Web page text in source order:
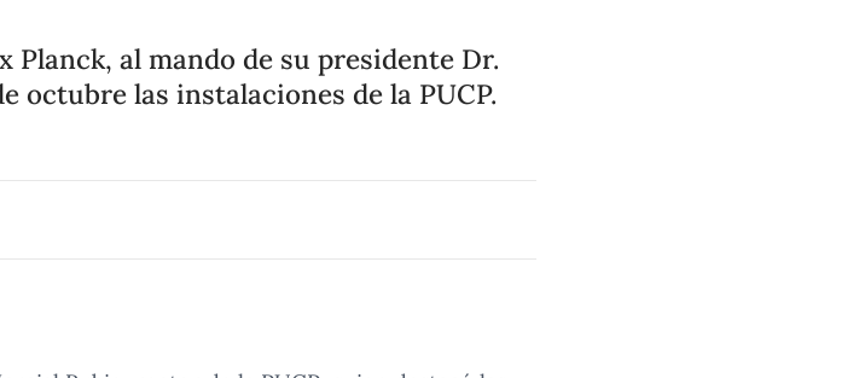
Planck, al mando de su presidente Dr.
octubre las instalaciones de la PUCP.